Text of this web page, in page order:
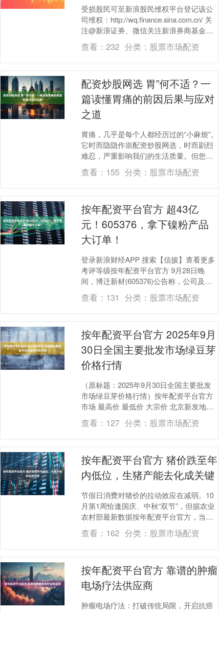
受损股民可至新浪股民维权平台登记该公
司维权：http://wq.finance.sina.com.cn/ 关
注@新浪证券、微信关注新浪券商基金、
百度搜索新浪股民....
查看：232 分类： 股票市场配资
配资炒股网选 胃”何不适？一
篇读懂胃痛的前因后果与应对
之道
胃痛，几乎是每个人都经历过的“小麻烦”。
它时而隐隐作祟配资炒股网选，时而剧烈
难忍，严重影响我们的生活质量。但您是
否知道，看似简单的“胃痛”，背后可能隐藏
着不同的....
查看： 155 分类： 股票市场配资
按年配资平台官方 超43亿
元！605376，拿下镍粉产品
大订单！
登录新浪财经APP 搜索【信披】查看更多
考评等级按年配资平台官方 9月28日晚
间，博迁新材(605376)公告称，公司及子
公司广新进出口与某公司（下称“X公司”....
查看： 131 分类： 股票市场配资
按年配资平台官方 2025年9月
30日全国主要批发市场绿豆芽
价格行情
（原标题：2025年9月30日全国主要批发
市场绿豆芽价格行情）按年配资平台官方
市场 最高价 最低价 大宗价 北京新发地农
副产品批发市场信息中心 2.00 1.....
查看： 127 分类： 股票市场配资
按年配资平台官方 猪价跌至年
内低位，生猪产能去化成关键
节假日消费对猪价的拉动效应在减弱。10
月第1周恰逢国庆、中秋“双节”，但据农业
农村部最新数据按年配资平台官方，当周
全国生猪平均价格12.90元/公斤，比前一周
下....
查看： 162 分类： 股票市场配资
按年配资平台官方 靠谱的肿瘤
电场疗法供应商
肿瘤电场疗法：打破传统局限，开启抗癌